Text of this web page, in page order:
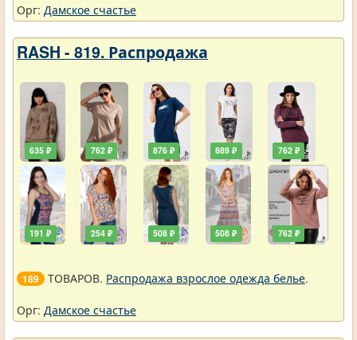
Орг: Дамское счастье
RASH - 819. Распродажа
635 ₽
191 ₽
762 ₽
254 ₽
876 ₽
508 ₽
889 ₽
508 ₽
762 ₽
762 ₽
189 ТОВАРОВ. Распродажа взрослое одежда белье.
Орг: Дамское счастье